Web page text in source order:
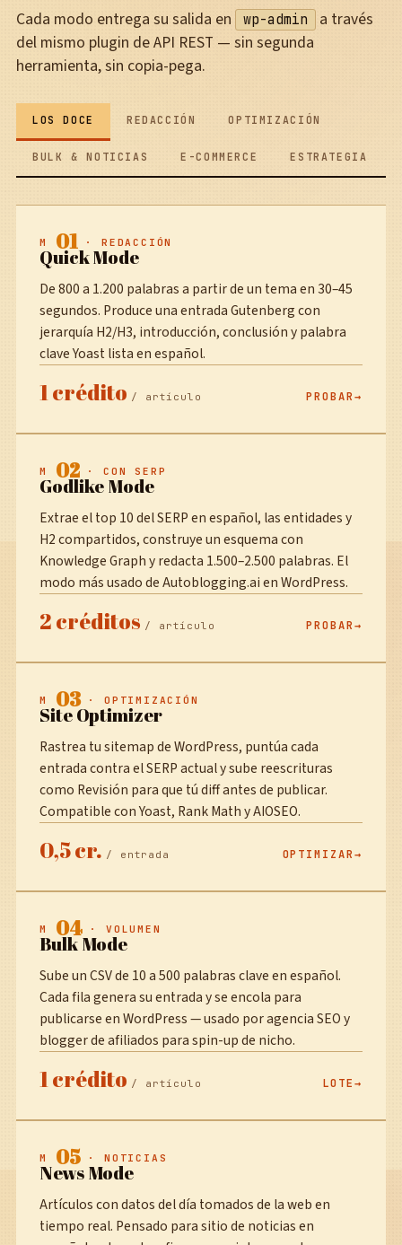
Cada modo entrega su salida en wp-admin
a través
del mismo plugin de API REST — sin segunda
herramienta, sin copia-pega.
LOS DOCE REDACCIÓN OPTIMIZACIÓN
BULK & NOTICIAS E-COMMERCE ESTRATEGIA
M 01 · REDACCIÓN
Quick Mode
De 800 a 1.200 palabras a partir de un tema en 30–45
segundos. Produce una entrada Gutenberg con
jerarquía H2/H3, introducción, conclusión y palabra
clave Yoast lista en español.
1 crédito / artículo PROBAR
M 02· CON SERP
Godlike Mode
Extrae el top 10 del SERP en español, las entidades y
H2 compartidos, construye un esquema con
Knowledge Graph y redacta 1.500–2.500 palabras. El
modo más usado de Autoblogging.ai en WordPress.
2 créditos / artículo PROBAR
M 03· OPTIMIZACIÓN
Site Optimizer
Rastrea tu sitemap de WordPress, puntúa cada
entrada contra el SERP actual y sube reescrituras
como Revisión para que tú diff antes de publicar.
Compatible con Yoast, Rank Math y AIOSEO.
0,5 cr. / entrada OPTIMIZAR
M 04· VOLUMEN
Bulk Mode
Sube un CSV de 10 a 500 palabras clave en español.
Cada fila genera su entrada y se encola para
publicarse en WordPress — usado por agencia SEO y
blogger de afiliados para spin-up de nicho.
1 crédito / artículo LOTE
M 05· NOTICIAS
News Mode
Artículos con datos del día tomados de la web en
tiempo real. Pensado para sitio de noticias en